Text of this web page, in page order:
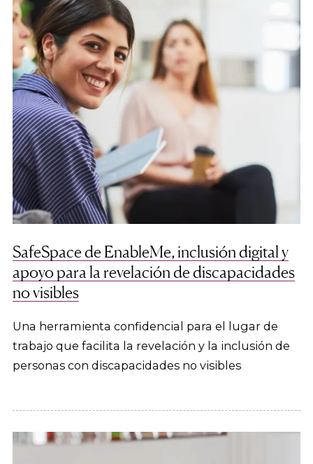
SafeSpace de EnableMe, inclusión digital y
apoyo para la revelación de discapacidades
no visibles
Una herramienta confidencial para el lugar de
trabajo que facilita la revelación y la inclusión de
personas con discapacidades no visibles